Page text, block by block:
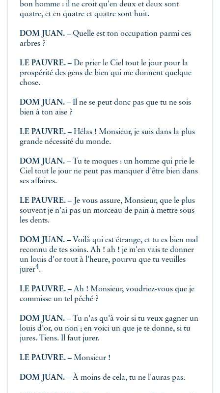
bon homme : il ne croit qu'en deux et deux sont
quatre, et en quatre et quatre sont huit.
DOM JUAN. – Quelle est ton occupation parmi ces
arbres ?
LE PAUVRE. – De prier le Ciel tout le jour pour la
prospérité des gens de bien qui me donnent quelque
chose.
DOM JUAN. – Il ne se peut donc pas que tu ne sois
bien à ton aise ?
LE PAUVRE. – Hélas ! Monsieur, je suis dans la plus
grande nécessité du monde.
DOM JUAN. – Tu te moques : un homme qui prie le
Ciel tout le jour ne peut pas manquer d'être bien dans
ses affaires.
LE PAUVRE. – Je vous assure, Monsieur, que le plus
souvent je n'ai pas un morceau de pain à mettre sous
les dents.
DOM JUAN. – Voilà qui est étrange, et tu es bien mal
reconnu de tes soins. Ah ! ah ! je m'en vais te donner
un louis d'or tout à l'heure, pourvu que tu veuilles
jurer4.
LE PAUVRE. – Ah ! Monsieur, voudriez-vous que je
commisse un tel péché ?
DOM JUAN. – Tu n'as qu'à voir si tu veux gagner un
louis d'or, ou non ; en voici un que je te donne, si tu
jures. Tiens. Il faut jurer.
LE PAUVRE. – Monsieur !
DOM JUAN. – À moins de cela, tu ne l'auras pas.